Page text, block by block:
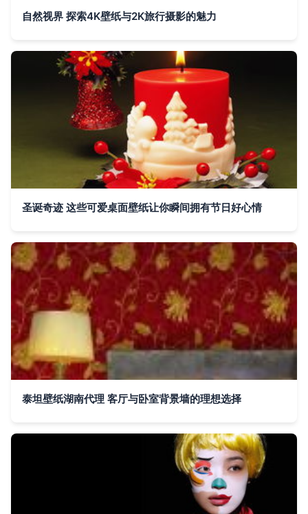
自然视界 探索4K壁纸与2K旅行摄影的魅力
圣诞奇迹 这些可爱桌面壁纸让你瞬间拥有节日好心情
泰坦壁纸湖南代理 客厅与卧室背景墙的理想选择